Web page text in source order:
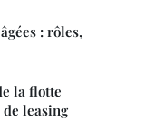
: rôles,
la flotte
leasing